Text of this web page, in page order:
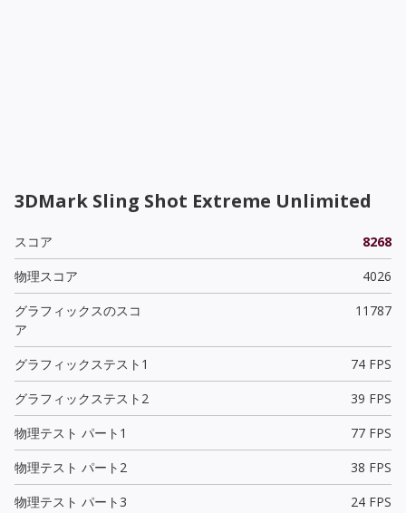
3DMark Sling Shot Extreme Unlimited
スコア
8268
物理スコア
4026
グラフィックスのスコ
ア
11787
グラフィックステスト1
74 FPS
グラフィックステスト2
39 FPS
物理テスト パート1
77 FPS
物理テスト パート2
38 FPS
物理テスト パート3
24 FPS